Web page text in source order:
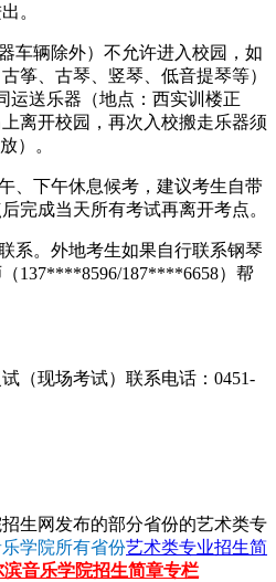
。
车辆除外）不允许进入校园，如
筝、古琴、竖琴、低音提琴等）
运送乐器（地点：西实训楼正
离开校园，再次入校搬走乐器须
）。
、下午休息候考，建议考生自带
完成当天所有考试再离开考点。
系。外地考生如果自行联系钢琴
137****8596/187****6658）帮
（现场考试）联系电话：0451-
生网发布的部分省份的艺术类专
学院所有省份艺术类专业招生简
滨音乐学院招生简章专栏